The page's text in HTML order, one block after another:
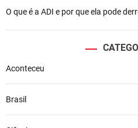
O que é a ADI e por que ela pode
Aconteceu
Brasil